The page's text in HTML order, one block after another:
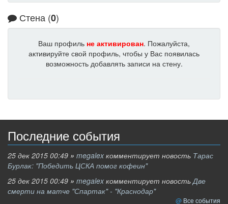
Стена (0)
Ваш профиль не активирован. Пожалуйста,
активируйте свой профиль, чтобы у Вас появилась
возможность добавлять записи на стену.
Последние события
25 дек 2015 00:49 » megalex комментирует новость Тарас
Бурлак: "Победить ЦСКА помог кофеин"
25 дек 2015 00:49 » megalex комментирует новостьДве
смерти на матче "Спартак" - "Краснодар"
Все события